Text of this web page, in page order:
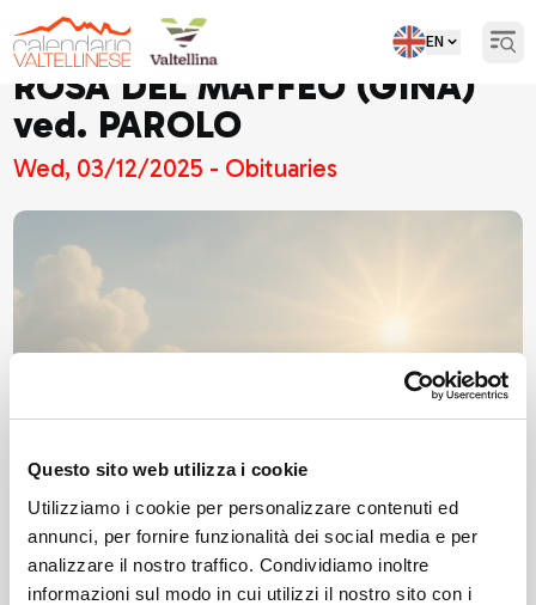
Questo sito web utilizza i cookie
Utilizziamo i cookie per personalizzare contenuti ed
annunci, per fornire funzionalità dei social media e per
analizzare il nostro traffico. Condividiamo inoltre
informazioni sul modo in cui utilizzi il nostro sito con i
EN
ROSA DEL MAFFEO (GINA)
ved. PAROLO
Wed, 03/12/2025 - Obituaries